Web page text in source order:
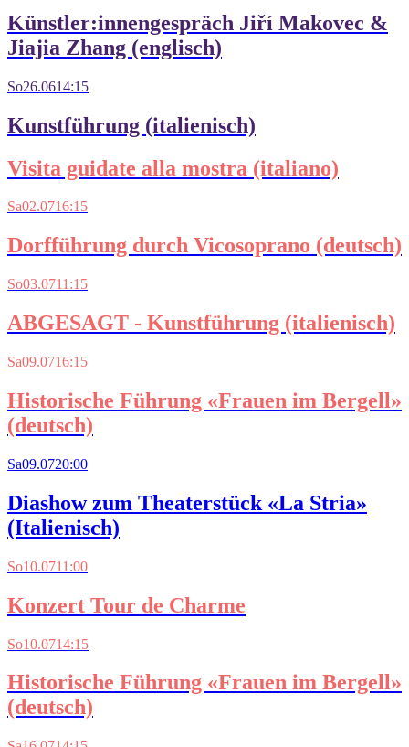
Künstler:innengespräch Jiří Makovec &
Jiajia Zhang (englisch)
So26.0614:15
Kunstführung (italienisch)
Visita guidate alla mostra (italiano)
Sa02.0716:15
Dorfführung durch Vicosoprano (deutsch)
So03.0711:15
ABGESAGT - Kunstführung (italienisch)
Sa09.0716:15
Historische Führung «Frauen im Bergell»
(deutsch)
Sa09.0720:00
Diashow zum Theaterstück «La Stria»
(Italienisch)
So10.0711:00
Konzert Tour de Charme
So10.0714:15
Historische Führung «Frauen im Bergell»
(deutsch)